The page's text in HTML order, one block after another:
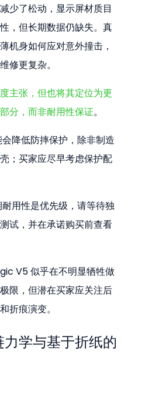
少了松动，显示屏材质目
，但长期数据仍缺失。真
机身如何应对意外撞击，
修更复杂。
主张，但也将其定位为更
分，而非耐用性保证。
降低防摔保护，除非制造
；买家应尽早考虑保护配
用性是优先级，请等待独
试，并在承诺购买前查看
V5 似乎在不明显牺牲做
限，但潜在买家应关注后
折痕演变。
学与基于折纸的